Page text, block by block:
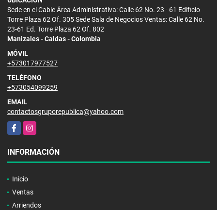
Sede en el Cable Área Administrativa: Calle 62 No. 23 - 61 Edificio
Torre Plaza 62 Of. 305 Sede Sala de Negocios Ventas: Calle 62 No.
23-61 Ed. Torre Plaza 62 Of. 802
Manizales - Caldas - Colombia
MÓVIL
+573017977527
TELÉFONO
+573054099259
EMAIL
contactosgruporepublica@yahoo.com
FacebookInstagram
INFORMACIÓN
Inicio
Ventas
Arriendos